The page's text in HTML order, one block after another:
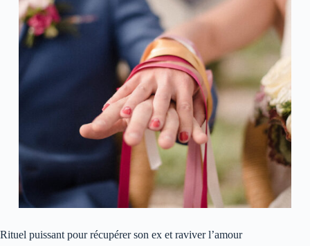
Rituel puissant pour récupérer son ex et raviver l’amour